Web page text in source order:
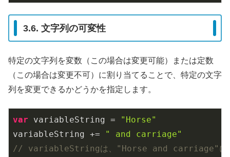
3.6. 文字列の可変性
特定の文字列を変数（この場合は変更可能）または定数
（この場合は変更不可）に割り当てることで、特定の文字
列を変更できるかどうかを指定します。
var variableString =
"Horse"
variableString +=
" and carriage"
// variableStringは、"Horse and carriage"にな